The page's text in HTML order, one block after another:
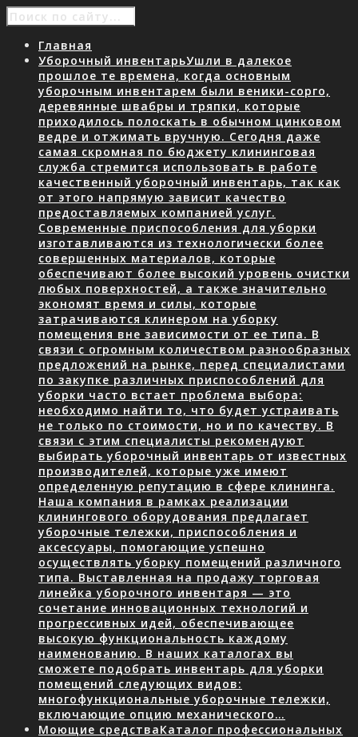
Главная
Уборочный инвентарьУшли в далекое
прошлое те времена, когда основным
уборочным инвентарем были веники-сорго,
деревянные швабры и тряпки, которые
приходилось полоскать в обычном цинковом
ведре и отжимать вручную. Сегодня даже
самая скромная по бюджету клининговая
служба стремится использовать в работе
качественный уборочный инвентарь, так как
от этого напрямую зависит качество
предоставляемых компанией услуг.
Современные приспособления для уборки
изготавливаются из технологически более
совершенных материалов, которые
обеспечивают более высокий уровень очистки
любых поверхностей, а также значительно
экономят время и силы, которые
затрачиваются клинером на уборку
помещения вне зависимости от ее типа. В
связи с огромным количеством разнообразных
предложений на рынке, перед специалистами
по закупке различных приспособлений для
уборки часто встает проблема выбора:
необходимо найти то, что будет устраивать
не только по стоимости, но и по качеству. В
связи с этим специалисты рекомендуют
выбирать уборочный инвентарь от известных
производителей, которые уже имеют
определенную репутацию в сфере клининга.
Наша компания в рамках реализации
клинингового оборудования предлагает
уборочные тележки, приспособления и
аксессуары, помогающие успешно
осуществлять уборку помещений различного
типа. Выставленная на продажу торговая
линейка уборочного инвентаря — это
сочетание инновационных технологий и
прогрессивных идей, обеспечивающее
высокую функциональность каждому
наименованию. В наших каталогах вы
сможете подобрать инвентарь для уборки
помещений следующих видов:
многофункциональные уборочные тележки,
включающие опцию механического…
Моющие средстваКаталог профессиональных